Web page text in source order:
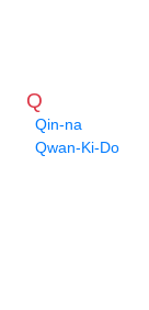
Q
Qin-na
Qwan-Ki-Do